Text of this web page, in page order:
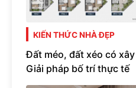
KIẾN THỨC NHÀ ĐẸP
Đất méo, đất xéo có
Giải pháp bố trí thực tế